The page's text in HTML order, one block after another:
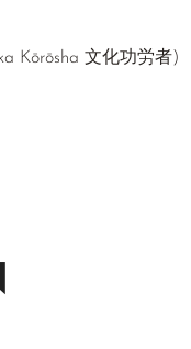
Kōrōsha 文化功労者)